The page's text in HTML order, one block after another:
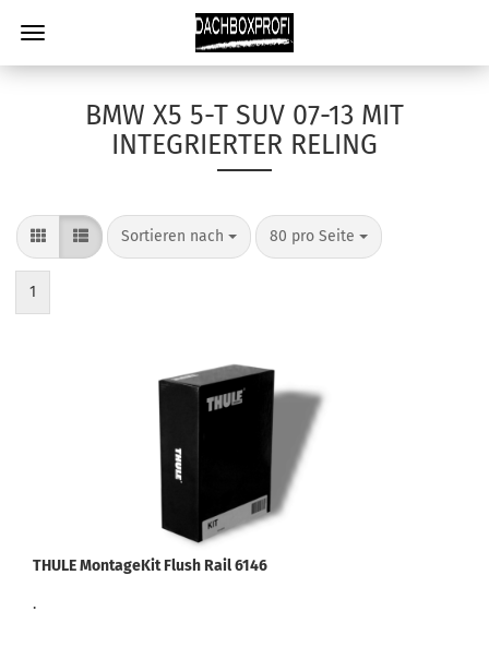
BMW X5 5-T SUV 07-13 MIT
INTEGRIERTER RELING
Sortieren nach 80 pro Seite
1
THULE MontageKit Flush Rail 6146
.